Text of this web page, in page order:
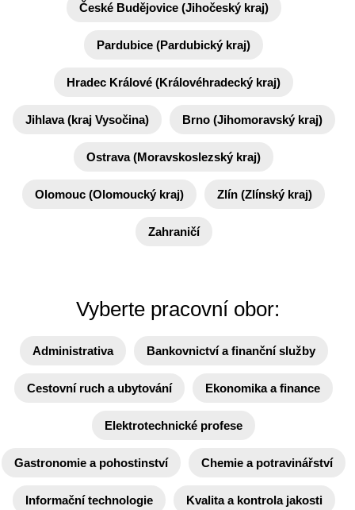
České Budějovice (Jihočeský kraj)
Pardubice (Pardubický kraj)
Hradec Králové (Královéhradecký kraj)
Jihlava (kraj Vysočina) Brno (Jihomoravský kraj)
Ostrava (Moravskoslezský kraj)
Olomouc (Olomoucký kraj) Zlín (Zlínský kraj)
Zahraničí
Vyberte pracovní obor:
Administrativa Bankovnictví a finanční služby
Cestovní ruch a ubytování Ekonomika a finance
Elektrotechnické profese
Gastronomie a pohostinství Chemie a potravinářství
Informační technologie Kvalita a kontrola jakosti